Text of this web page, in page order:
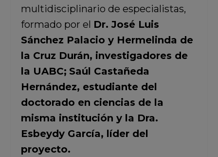
multidisciplinario de especialistas,
formado por el Dr. José Luis
Sánchez Palacio y Hermelinda de
la Cruz Durán, investigadores de
la UABC; Saúl Castañeda
Hernández, estudiante del
doctorado en ciencias de la
misma institución y la Dra.
Esbeydy García, líder del
proyecto.